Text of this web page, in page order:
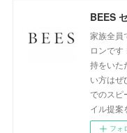
BEES
家族全員
ロンで
持をいた
い方はぜ
でのスピ
イル提案
フォ